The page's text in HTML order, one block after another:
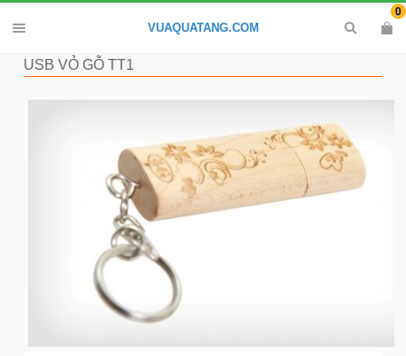
VUAQUATANG.COM
0
USB VỎ GỖ TT1